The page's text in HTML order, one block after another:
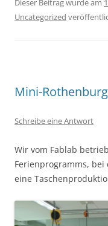
Dieser Beitrag wurde am
Uncategorized
Mini-
Schreibe eine Antwort
Wir vom Fablab
Ferienprogramms,
eine